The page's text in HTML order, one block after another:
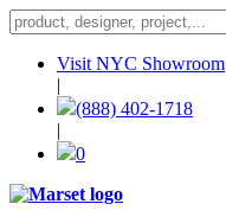
Visit NYC Showroom
|
(888) 402-1718
|
0